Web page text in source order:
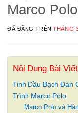
Marco Polo
ĐÃ ĐĂNG TRÊNTHÁNG
Nội Dung Bài Viết
Tinh Dầu Bạch Đàn
Trình Marco Polo
Marco Polo và